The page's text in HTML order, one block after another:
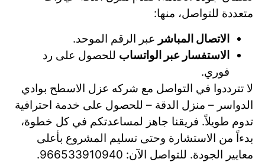
متعددة للتواصل، منها:
الاتصال المباشر عبر الرقم الموحد.
الاستفسار عبر الواتساب للحصول على رد
فوري.
لا تترددوا في التواصل مع شركه عزل الاسطح بوادي
الدواسر – منزل الدقة – للحصول على خدمة احترافية
تدوم طويلاً. فريقنا جاهز لمساعدتكم في كل خطوة،
بدءاً من الاستشارة وحتى تسليم المشروع بأعلى
معايير الجودة. للتواصل الآن: 966533910940.